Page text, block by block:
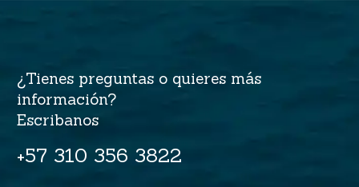
¿Tienes preguntas o quieres más
información?
Escribanos
+57 310 356 3822